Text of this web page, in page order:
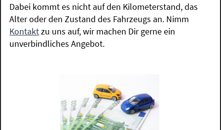
Dabei kommt es nicht auf den Kilometerstand, das
Alter oder den Zustand des Fahrzeugs an. Nimm
Kontaktzu uns auf, wir machen Dir gerne ein
unverbindliches Angebot.